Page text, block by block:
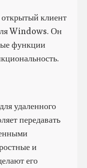
клиент
Windows. Он
функции
удаленного
передавать
и
его